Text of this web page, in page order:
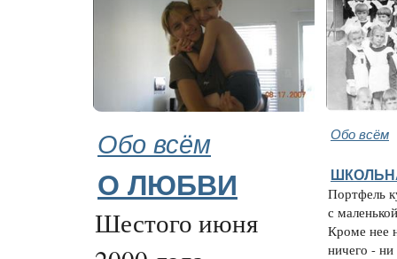
Обо всём Обо всём
О ЛЮБВИ
Шестого июня
Портфель
с
Кроме нее
ничего -